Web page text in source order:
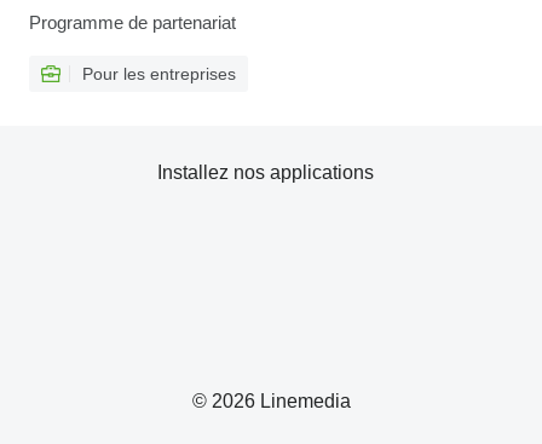
Programme de partenariat
Pour les entreprises
© 2026 Linemedia
Installez nos applications